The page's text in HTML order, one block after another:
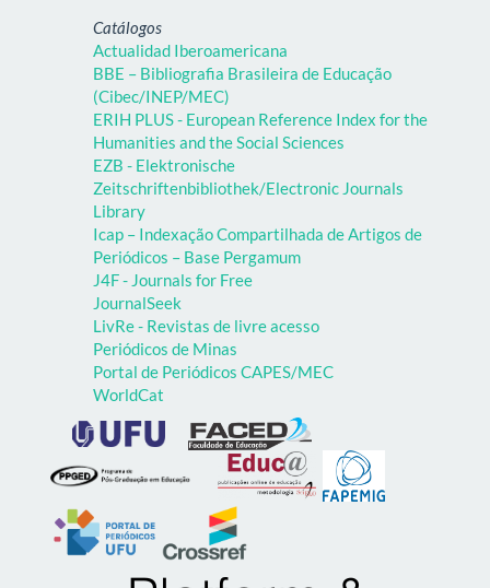
Catálogos
Actualidad Iberoamericana
BBE – Bibliografia Brasileira de Educação
(Cibec/INEP/MEC)
ERIH PLUS - European Reference Index for the
Humanities and the Social Sciences
EZB - Elektronische
Zeitschriftenbibliothek/Electronic Journals
Library
Icap – Indexação Compartilhada de Artigos de
Periódicos – Base Pergamum
J4F - Journals for Free
JournalSeek
LivRe - Revistas de livre acesso
Periódicos de Minas
Portal de Periódicos CAPES/MEC
WorldCat